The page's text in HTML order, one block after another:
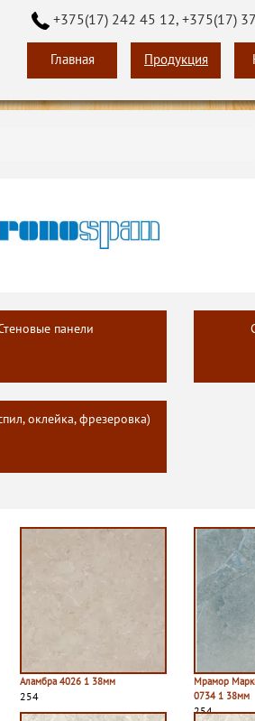
+375(17) 242 45 12, +375(17)
Главная Продукция
панели
оклейка, фрезеровка)
Аламбра 4026 1 38мм
254
Мрамор
0734 1 38мм
254